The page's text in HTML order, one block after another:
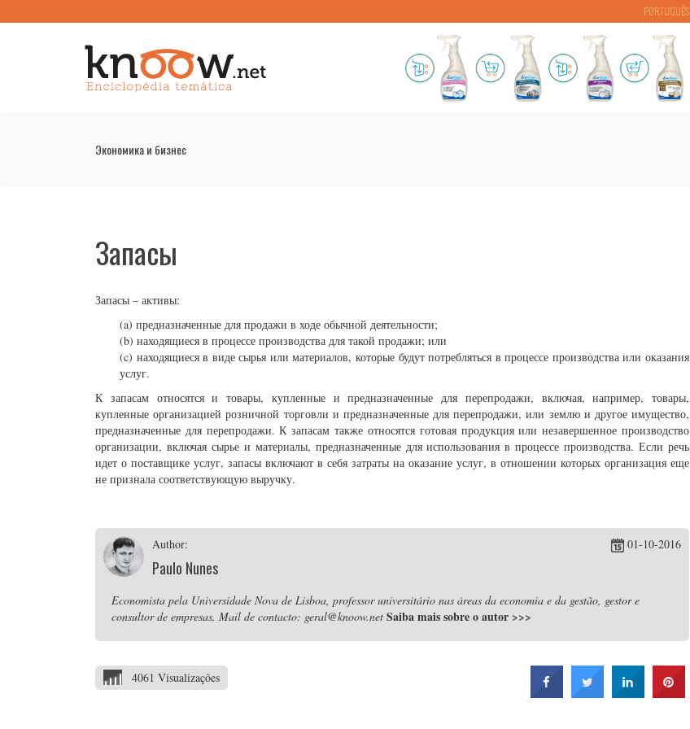
PORTUGUÊS
Экономика и бизнес
Запасы
Запасы – активы:
(a) предназначенные для продажи в ходе обычной деятельности;
(b) находящиеся в процессе производства для такой продажи; или
(c) находящиеся в виде сырья или материалов, которые будут потребляться в процессе производства или оказания
услуг.
К запасам относятся и товары, купленные и предназначенные для перепродажи, включая, например, товары,
купленные организацией розничной торговли и предназначенные для перепродажи, или землю и другое имущество,
предназначенные для перепродажи. К запасам также относятся готовая продукция или незавершенное производство
организации, включая сырье и материалы, предназначенные для использования в процессе производства. Если речь
идет о поставщике услуг, запасы включают в себя затраты на оказание услуг, в отношении которых организация еще
не признала соответствующую выручку.
Author:
Paulo Nunes
01-10-2016
Economista pela Universidade Nova de Lisboa, professor universitário nas áreas da economia e da gestão, gestor e
consultor de empresas. Mail de contacto: geral@knoow.net Saiba mais sobre o autor >>>
4061 Visualizações